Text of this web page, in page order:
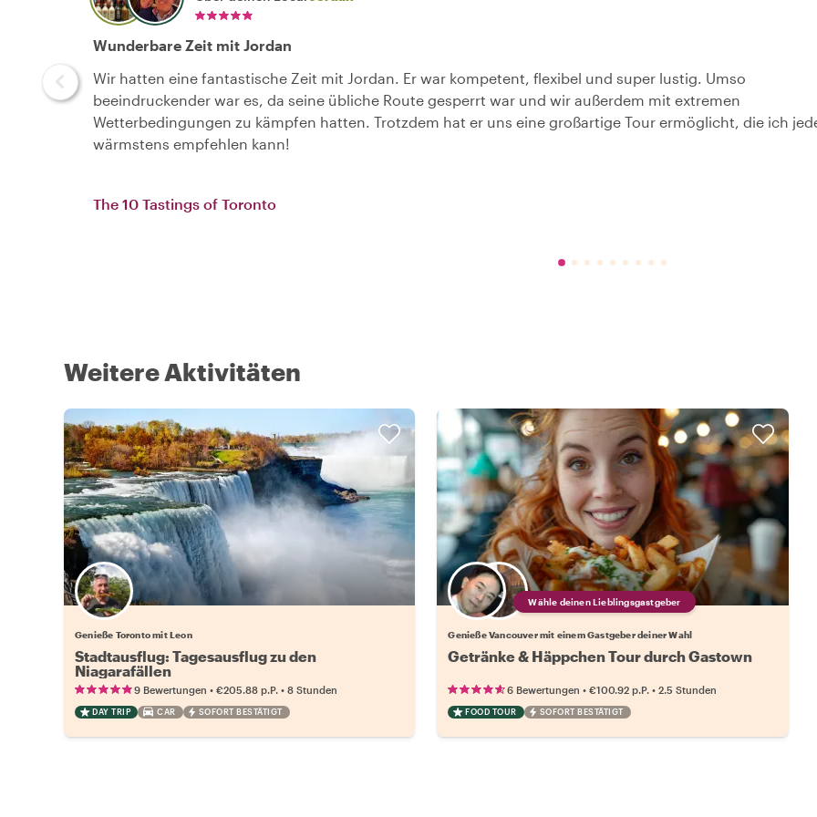
Wunderbare Zeit mit Jordan
Wir hatten eine fantastische Zeit mit Jordan. Er war kompetent, flexibel und super lustig. Umso
beeindruckender war es, da seine übliche Route gesperrt war und wir außerdem mit extremen
Wetterbedingungen zu kämpfen hatten. Trotzdem hat er uns eine großartige Tour ermöglicht, die ich
wärmstens empfehlen kann!
The 10 Tastings of Toronto
Weitere Aktivitäten
Genieße Toronto mit Leon
Stadtausflug: Tagesausflug zu den
Niagarafällen
9 Bewertungen • €205.88 p.P. • 8 Stunden
DAY TRIP CAR SOFORT BESTÄTIGT
Wähle deinen Lieblingsgastgeber
Genieße Vancouver mit einem Gastgeber deiner Wahl
Getränke & Häppchen Tour durch Gastown
6 Bewertungen •€100.92 p.P. •2.5 Stunden
FOOD TOUR SOFORT BESTÄTIGT